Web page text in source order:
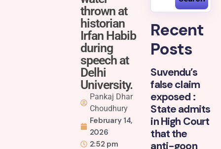
thrown at
historian
Irfan Habib
during
speech at
Delhi
University.
Pankaj Dhar
Choudhury
February 14,
2026
2:52 pm
Recent
Posts
Suvendu’s
false claim
exposed :
State admits
in High Court
that the
anti-goon